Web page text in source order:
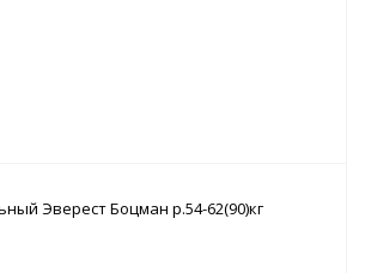
Эверест Боцман р.54-62(90)кг